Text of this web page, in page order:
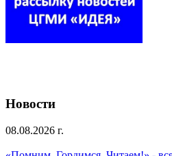
Новости
08.08.2026 г.